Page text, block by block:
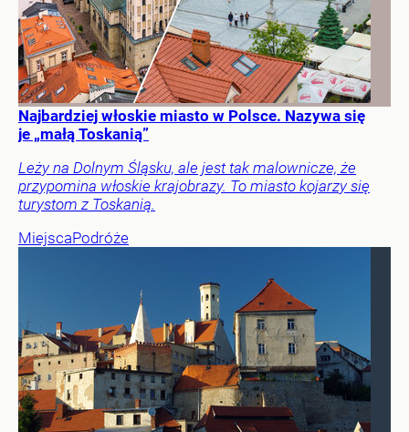
Najbardziej włoskie miasto w Polsce. Nazywa się
je „małą Toskanią”
Leży na Dolnym Śląsku, ale jest tak malownicze, że
przypomina włoskie krajobrazy. To miasto kojarzy się
turystom z Toskanią.
MiejscaPodróże